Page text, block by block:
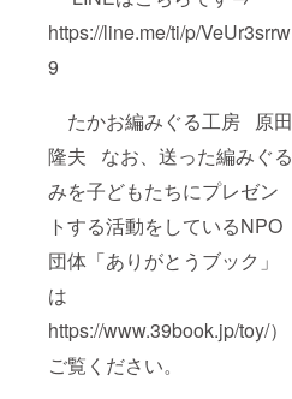
https://line.me/ti/p/VeUr3srrw
9
たかお編みぐる工房 原田
隆夫 なお、送った編みぐる
みを子どもたちにプレゼン
トする活動をしているNPO
団体「ありがとうブック」
は
https://www.39book.jp/toy/）
ご覧ください。